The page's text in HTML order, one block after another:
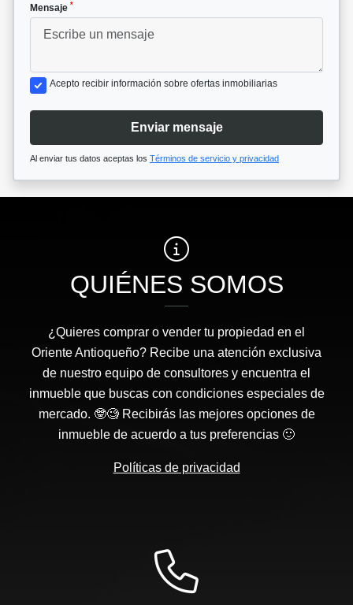
Mensaje *
Acepto recibir información sobre ofertas inmobiliarias
Enviar mensaje
Al enviar tus datos aceptas los Términos de servicio y privacidad
QUIÉNES SOMOS
¿Quieres comprar o vender tu propiedad en el
Oriente Antioqueño? Recibe una atención exclusiva
de nuestro equipo de consultores y encuentra el
inmueble que buscas con condiciones especiales de
mercado. 🤓🧐 Recibirás las mejores opciones de
inmueble de acuerdo a tus preferencias 🙂
Políticas de privacidad